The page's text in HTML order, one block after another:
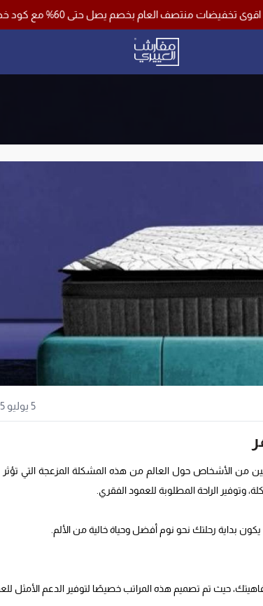
حتى 60% مع كود خصم اضافي 10% وشحن مجاني لجميع مناطق المملكة باستخدام كود خصم ( فرصة )
مفارش العييري
5 يوليو 2025
من الأشخاص حول العالم من هذه المشكلة المزعجة التي تؤثر
وتوفير الراحة المطلوبة للعمود الفقري.
بداية رحلتك نحو نوم أفضل وحياة خالية من الألم.
حيث تم تصميم هذه المراتب خصيصًا لتوفير الدعم الأمثل